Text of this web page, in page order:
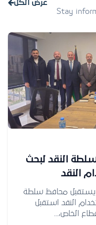
Stay
عرض الكل
النقد لبحث
النقد
يستقبل محافظ سلطة
النقد استقبل
الخاص،...